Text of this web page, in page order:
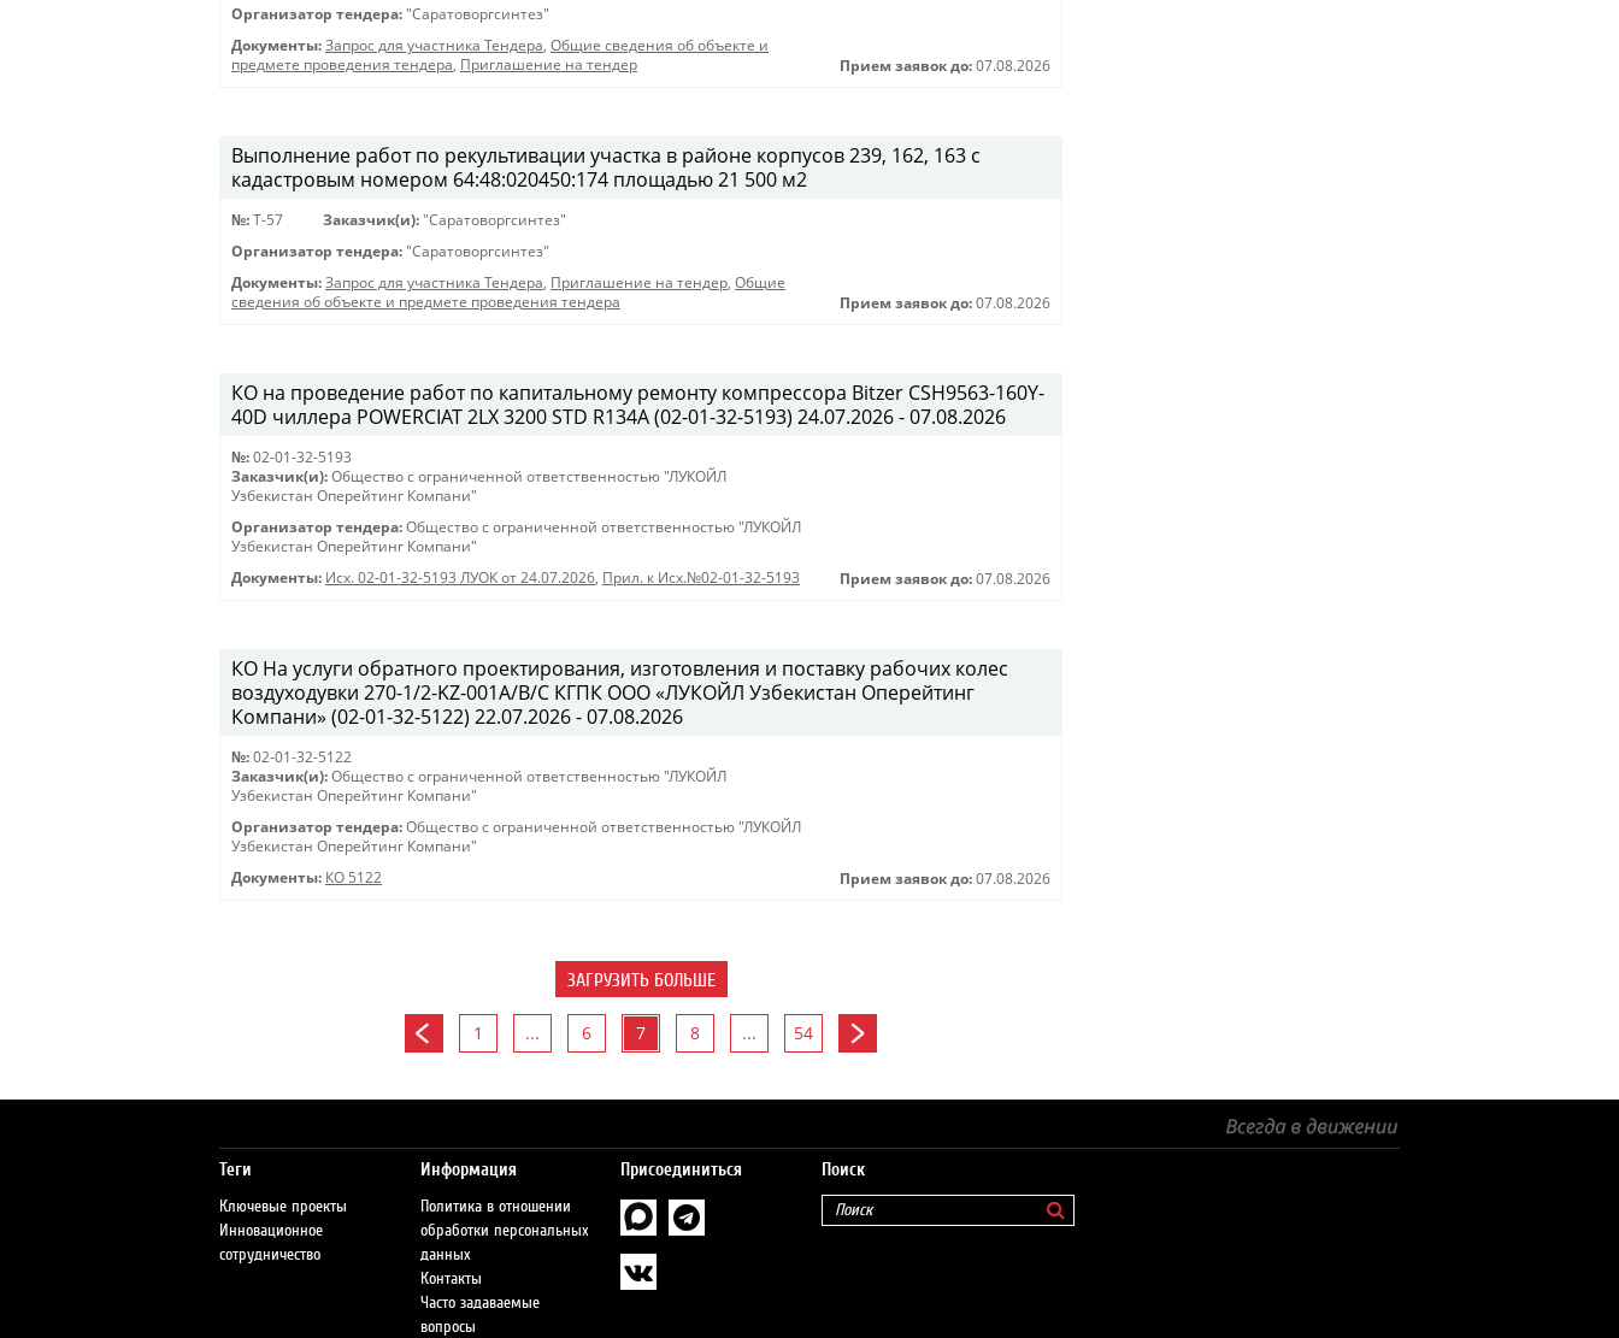
Организатор тендера: "Саратоворгсинтез"
Документы: Запрос для участника Тендера, Общие сведения об объекте и
предмете проведения тендера, Приглашение на тендер Прием заявок до: 07.08.2026
Выполнение работ по рекультивации участка в районе корпусов 239, 162, 163 с
кадастровым номером 64:48:020450:174 площадью 21 500 м2
№: T-57 Заказчик(и): "Саратоворгсинтез"
Организатор тендера: "Саратоворгсинтез"
Документы: Запрос для участника Тендера, Приглашение на тендер, Общие
сведения об объекте и предмете проведения тендера
Прием заявок до: 07.08.2026
КО на проведение работ по капитальному ремонту компрессора Bitzer CSH9563-160Y-
40D чиллера POWERCIAT 2LX 3200 STD R134A (02-01-32-5193) 24.07.2026 - 07.08.2026
№: 02-01-32-5193
Заказчик(и): Общество с ограниченной ответственностью "ЛУКОЙЛ
Узбекистан Оперейтинг Компани"
Организатор тендера: Общество с ограниченной ответственностью "ЛУКОЙЛ
Узбекистан Оперейтинг Компани"
Документы: Исх. 02-01-32-5193 ЛУОК от 24.07.2026, Прил. к Исх.№02-01-32-5193 Прием заявок до: 07.08.2026
КО На услуги обратного проектирования, изготовления и поставку рабочих колес
воздуходувки 270-1/2-KZ-001A/B/C КГПК OOO «ЛУКОЙЛ Узбекистан Оперейтинг
Компани» (02-01-32-5122) 22.07.2026 - 07.08.2026
№: 02-01-32-5122
Заказчик(и): Общество с ограниченной ответственностью "ЛУКОЙЛ
Узбекистан Оперейтинг Компани"
Организатор тендера: Общество с ограниченной ответственностью "ЛУКОЙЛ
Узбекистан Оперейтинг Компани"
Документы: КО 5122 Прием заявок до: 07.08.2026
ЗАГРУЗИТЬ БОЛЬШЕ
1 ... 6 7 8 ... 54
Теги
Ключевые проекты
Инновационное
сотрудничество
Информация
Политика в отношении
обработки персональных
данных
Контакты
Часто задаваемые
вопросы
Присоединиться Поиск